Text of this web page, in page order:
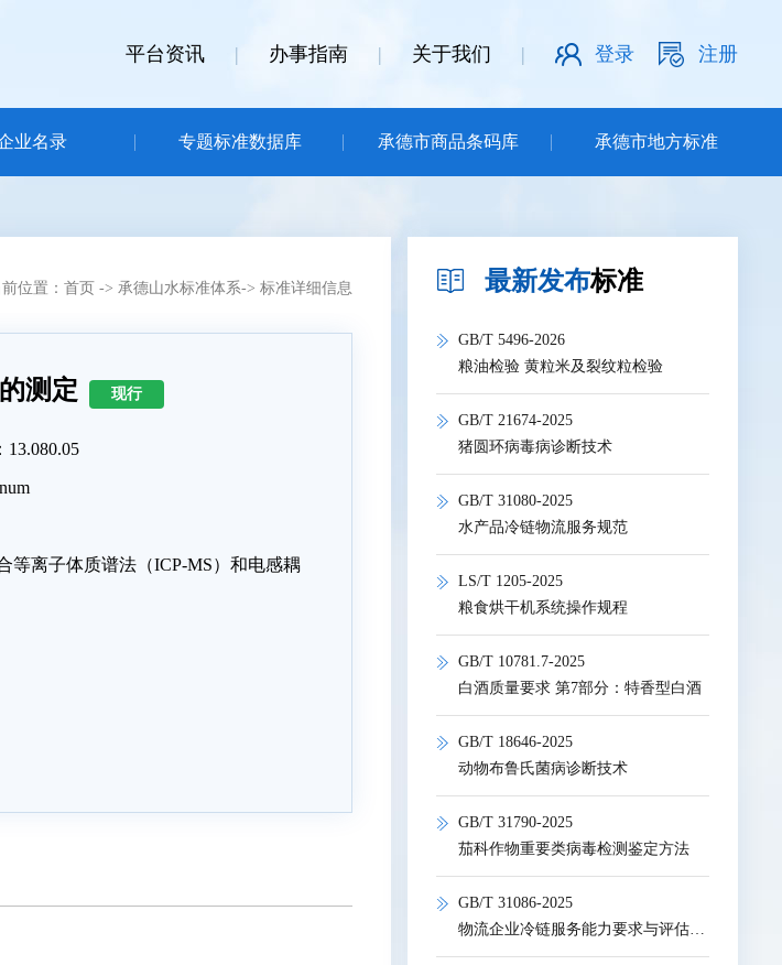
平台资讯 | 办事指南 | 关于我们 | 登录 注册
业名录 专题标准数据库 承德市商品条码库 承德市地方标准
位置： 首页 -> 承德山水标准体系-> 标准详细信息
测定 现行
13.080.05
等离子体质谱法（ICP-MS）和电感耦
最新发布标准
GB/T 5496-2026
粮油检验 黄粒米及裂纹粒检验
GB/T 21674-2025
猪圆环病毒病诊断技术
GB/T 31080-2025
水产品冷链物流服务规范
LS/T 1205-2025
粮食烘干机系统操作规程
GB/T 10781.7-2025
白酒质量要求 第7部分：特香型白酒
GB/T 18646-2025
动物布鲁氏菌病诊断技术
GB/T 31790-2025
茄科作物重要类病毒检测鉴定方法
GB/T 31086-2025
物流企业冷链服务能力要求与评估指标